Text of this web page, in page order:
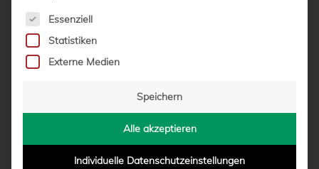
Es folgt eine Liste der Service-Gruppen, für die eine
Essenziell
Statistiken
Externe Medien
Speichern
Alle akzeptieren
Individuelle Datenschutzeinstellungen